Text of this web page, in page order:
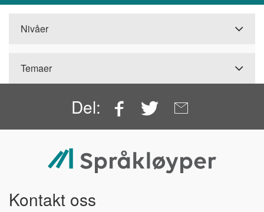
Nivåer
Temaer
Del: Facebook
Twitter
Kontakt oss